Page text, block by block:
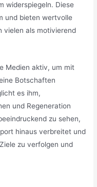
widerspiegeln. Diese
und bieten wertvolle
vielen als motivierend
Medien aktiv, um mit
Botschaften
es ihm,
und Regeneration
zu sehen,
hinaus verbreitet und
zu verfolgen und